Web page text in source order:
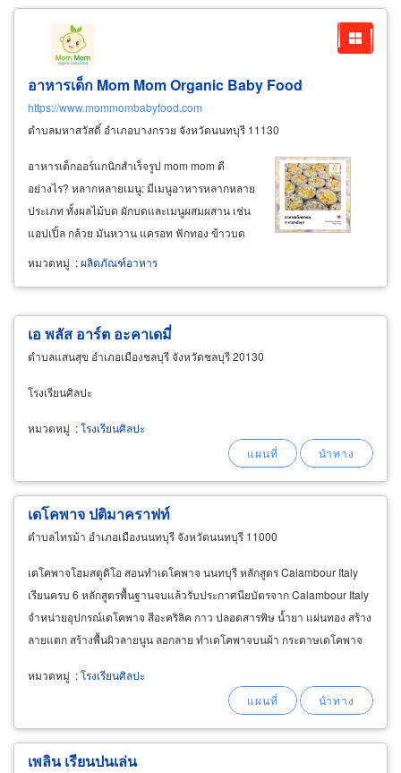
อาหารเด็ก Mom Mom Organic Baby Food
https://www.mommombabyfood.com
ตำบลมหาสวัสดิ์ อำเภอบางกรวย จังหวัดนนทบุรี 11130
อาหารเด็กออร์แกนิกสำเร็จรูป mom mom ดี
อย่างไร? หลากหลายเมนู: มีเมนูอาหารหลากหลาย
ประเภท ทั้งผลไม้บด ผักบดและเมนูผสมผสาน เช่น
แอปเปิ้ล กล้วย มันหวาน แครอท ฟักทอง ข้าวบด
หรือเมนูที่มีส่วนผสมของเนื้อสัตว์บดละเอียด (เช่น
หมวดหมู่ :ผลิตภัณฑ์อาหาร
เอ พลัส อาร์ต อะคาเดมี่
ตำบลแสนสุข อำเภอเมืองชลบุรี จังหวัดชลบุรี 20130
โรงเรียนศิลปะ
หมวดหมู่ :โรงเรียนศิลปะ
เดโคพาจ ปติมาคราฟท์
ตำบลไทรม้า อำเภอเมืองนนทบุรี จังหวัดนนทบุรี 11000
เดโคพาจโฮมสตูดิโอ สอนทำเดโคพาจ นนทบุรี หลักสูตร Calambour Italy
เรียนครบ 6 หลักสูตรพื้นฐานจบแล้วรับประกาศนียบัตรจาก Calambour Italy
จำหน่ายอุปกรณ์เดโคพาจ สีอะคริลิค กาว ปลอดสารพิษ น้ำยา แผ่นทอง สร้าง
ลายแตก สร้างพื้นผิวลายนูน ลอกลาย ทำเดโคพาจบนผ้า กระดาษเดโคพาจ
หมวดหมู่ :โรงเรียนศิลปะ
เพลิน เรียนปนเล่น